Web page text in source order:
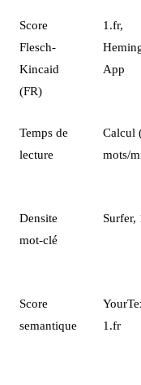
Score
Flesch-
Kincaid
(FR)
1.fr,
App
Temps de
lecture
Calcul
mots/
Densite
mot-clé
Surfer,
Score
semantique
1.fr